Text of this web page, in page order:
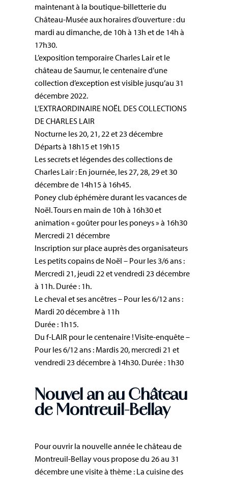
maintenant à la boutique-billetterie du
Château-Musée aux horaires d’ouverture : du
mardi au dimanche, de 10h à 13h et de 14h à
17h30.
L’exposition temporaire Charles Lair et le
château de Saumur, le centenaire d’une
collection d’exception est visible jusqu’au 31
décembre 2022.
L’EXTRAORDINAIRE NOËL DES COLLECTIONS
DE CHARLES LAIR
Nocturne les 20, 21, 22 et 23 décembre
Départs à 18h15 et 19h15
Les secrets et légendes des collections de
Charles Lair : En journée, les 27, 28, 29 et 30
décembre de 14h15 à 16h45.
Poney club éphémère durant les vacances de
Noël. Tours en main de 10h à 16h30 et
animation « goûter pour les poneys » à 16h30
Mercredi 21 décembre
Inscription sur place auprès des organisateurs
Les petits copains de Noël – Pour les 3/6 ans :
Mercredi 21, jeudi 22 et vendredi 23 décembre
à 11h. Durée : 1h.
Le cheval et ses ancêtres – Pour les 6/12 ans :
Mardi 20 décembre à 11h
Durée : 1h15.
Du f-LAIR pour le centenaire ! Visite-enquête –
Pour les 6/12 ans : Mardis 20, mercredi 21 et
vendredi 23 décembre à 14h30. Durée : 1h30
Nouvel an au Château
de Montreuil-Bellay
Pour ouvrir la nouvelle année le château de
Montreuil-Bellay vous propose du 26 au 31
décembre une visite à thème : La cuisine des